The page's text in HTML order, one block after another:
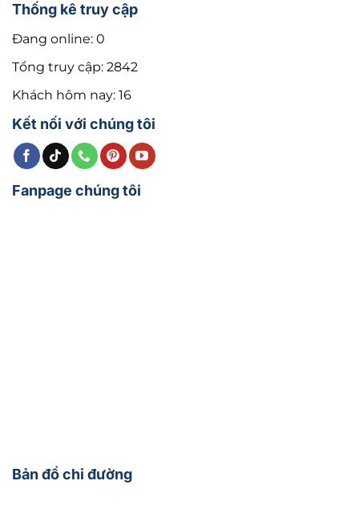
Thống kê truy cập
Đang online: 0
Tổng truy cập: 2842
Khách hôm nay: 16
Kết nối với chúng tôi
Fanpage chúng tôi
Bản đồ chỉ đường